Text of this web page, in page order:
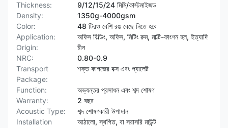
Thickness:
9/12/15/24 মিমি/কাস্টমাইজড
Density:
1350g-4000gsm
Color:
48 টিরও বেশি রঙ বেছে নিতে হবে
Application:
অফিস বিল্ডিং, অফিস, মিটিং রুম, মাল্টি-ফাংশন হল, ইত্যাদি
Origin:
চীন
NRC:
0.80-0.9
Transport
Package:
শক্ত কাগজের বক্স এবং প্যালেট
Function:
অভ্যন্তর প্রসাধন এবং শব্দ শোষণ
Warranty:
2 বছর
Acoustic Type:
শব্দ শোষণকারী উপাদান
Installation
আঠালো, স্থগিত, বা সরাসরি মাউন্ট